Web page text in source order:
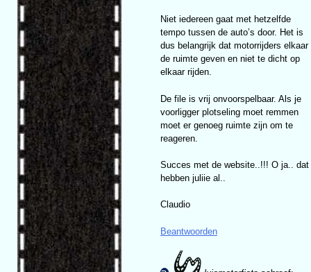
Niet iedereen gaat met hetzelfde
tempo tussen de auto’s door. Het is
dus belangrijk dat motorrijders elkaar
de ruimte geven en niet te dicht op
elkaar rijden.
De file is vrij onvoorspelbaar. Als je
voorligger plotseling moet remmen
moet er genoeg ruimte zijn om te
reageren.
Succes met de website..!!! O ja.. dat
hebben juliie al..
Claudio
Beantwoorden